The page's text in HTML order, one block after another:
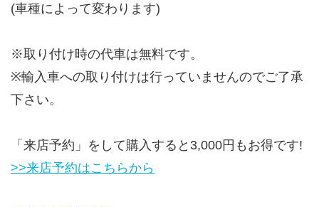
(車種によって変わります)
※取り付け時の代車は無料です。
※輸入車への取り付けは行っていませんのでご了承
下さい。
「来店予約」をして購入すると3,000円もお得です!
>>来店予約はこちらから